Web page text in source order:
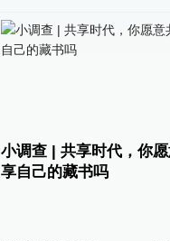
小调查 | 共享时代，你
享自己的藏书吗